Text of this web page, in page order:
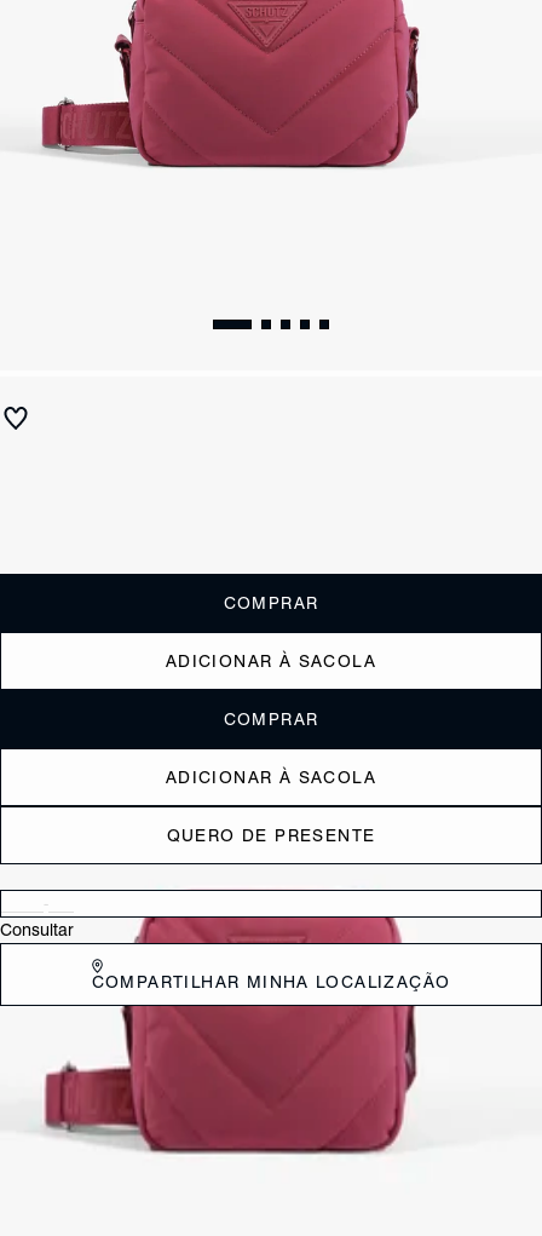
COMPRAR
ADICIONAR À SACOLA
COMPRAR
ADICIONAR À SACOLA
QUERO DE PRESENTE
Consultar
COMPARTILHAR MINHA LOCALIZAÇÃO
O toque de estilo e praticidade que falta no seu dia a dia. Para quem
busca uma companheira versátil, estilosa e perfeita para a correria
urbana, a Bolsa Camera Bag New Lolla é a escolha definitiva. Com
seu formato estruturado e compacto, ela prova que tamanho não é